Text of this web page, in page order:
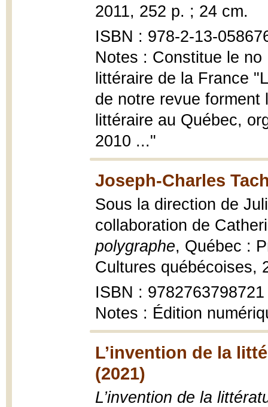
2011, 252 p. ; 24 cm.
ISBN : 978-2-13-
Notes : Constitue le
littéraire de la France
de notre revue
littéraire au Québec,
2010 ..."
Joseph-Charles
Sous la direction de
collaboration de
polygraphe, Québec :
Cultures québécoises,
ISBN : 9782763798721
Notes : Édition
L’invention de la
(2021)
L’invention de la